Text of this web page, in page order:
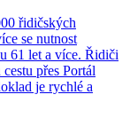
řidičských
se nutnost
61 let a více. Řidiči
přes Portál
je rychlé a